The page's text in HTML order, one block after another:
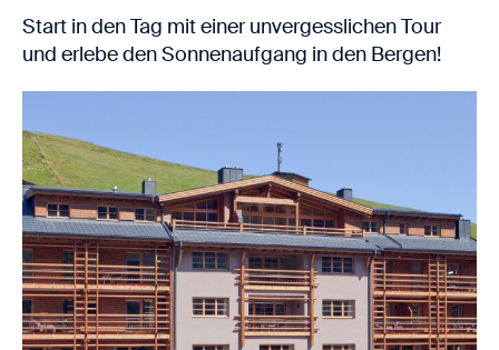
Start in den Tag mit einer unvergesslichen Tour
und erlebe den Sonnenaufgang in den Bergen!